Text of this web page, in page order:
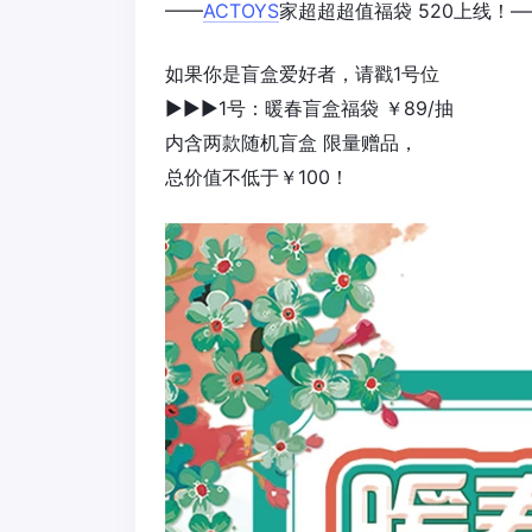
——ACTOYS家超超超值福袋 520上线！
如果你是盲盒爱好者，请戳1号位
▶▶▶1号：暖春盲盒福袋 ￥89/抽
内含两款随机盲盒 限量赠品，
总价值不低于￥100！